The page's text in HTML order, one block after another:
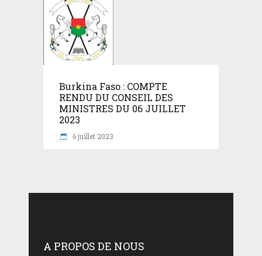
Burkina Faso : COMPTE
RENDU DU CONSEIL DES
MINISTRES DU 06 JUILLET
2023
6 juillet 2023
A PROPOS DE NOUS